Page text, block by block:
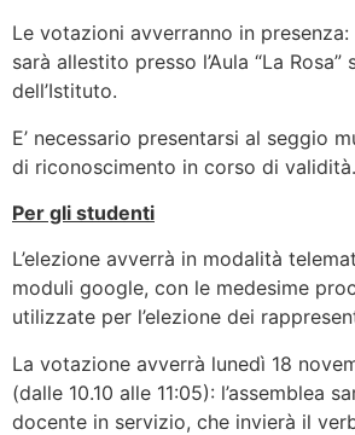
Le votazioni avverranno in
sarà allestito presso l’Aula “La
dell’Istituto.
E’ necessario presentarsi al seggio
di riconoscimento in corso di validità.
Per gli studenti
L’elezione avverrà in modalità
moduli google, con le medesime
utilizzate per l’elezione dei
La votazione avverrà lunedì 18
(dalle 10.10 alle 11:05): l’assemblea
docente in servizio, che invierà il